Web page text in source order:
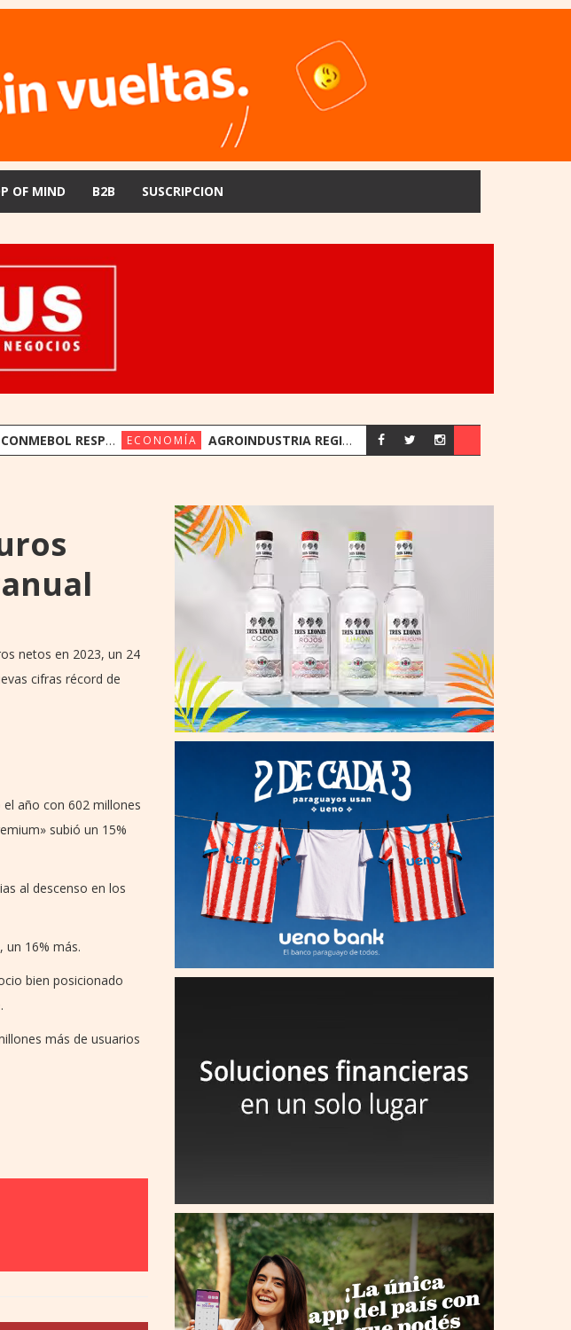
OF MIND B2B SUSCRIPCION
A LA FIFA Y LLAMAN A PRESERVAR LA INSTITUCIONALIDAD ECONOMÍA AGROINDUSTRIA REGISTRA SU MEJOR PRIMER SEMESTRE DESDE 2018
netos en 2023, un 24
cifras récord de
año con 602 millones
subió un 15%
al descenso en los
un 16% más.
bien posicionado
más de usuarios